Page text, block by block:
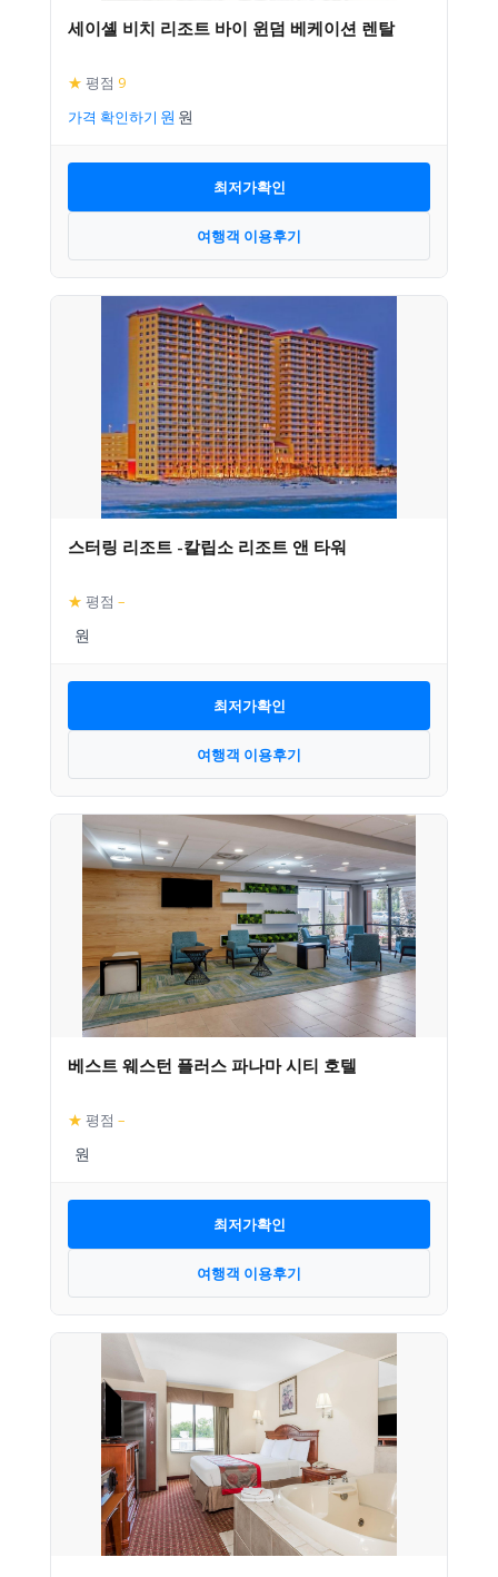
세이셸 비치 리조트 바이 윈덤 베케이션 렌탈
★ 평점 9
가격 확인하기
최저가확인
여행객 이용후기
스터링 리조트 -칼립소 리조트 앤 타워
★ 평점 –
최저가확인
여행객 이용후기
베스트 웨스턴 플러스 파나마 시티 호텔
★ 평점 –
최저가확인
여행객 이용후기